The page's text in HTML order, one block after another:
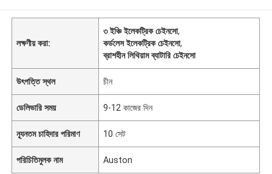
লক্ষণীয় করা:
৩ ইঞ্চি ইলেকট্রিক চেইনসো,
কর্ডলেস ইলেকট্রিক চেইনসো,
ব্রাশহীন লিথিয়াম ব্যাটারি চেইনসো
উৎপত্তি স্থল চীন
ডেলিভারি সময় 9-12 কাজের দিন
ন্যূনতম চাহিদার পরিমাণ 10 সেট
পরিচিতিমুলক নাম Auston